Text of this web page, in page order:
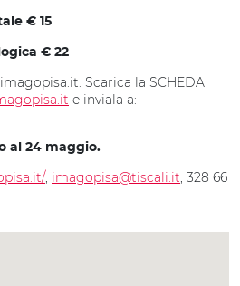
€ 15
€ 22
Scarica la SCHEDA
e inviala a:
al 24 maggio.
; imagopisa@tiscali.it; 328 66